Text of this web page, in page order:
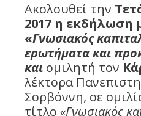
Ακολουθεί την
2017 η εκδήλωση
«Γνωσιακός
ερωτήματα και
και ομιλητή τον
λέκτορα
Σορβόννη, σε
τίτλο «Γνωσιακός